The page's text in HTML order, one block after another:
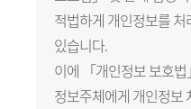
적법하게 개인정보를
있습니다.
이에 「개인정보 보호
정보주체에게 개인정보